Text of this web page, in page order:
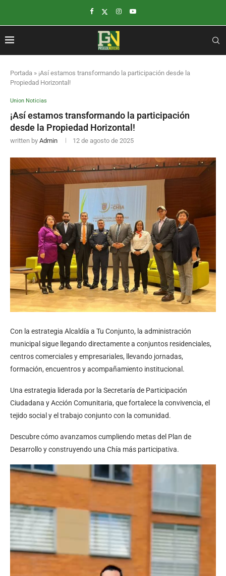
Portada » ¡Así estamos transformando la participación desde la
Propiedad Horizontal!
Union Noticias
¡Así estamos transformando la participación
desde la Propiedad Horizontal!
written by Admin 12 de agosto de 2025
Con la estrategia Alcaldía a Tu Conjunto, la administración
municipal sigue llegando directamente a conjuntos residenciales,
centros comerciales y empresariales, llevando jornadas,
formación, encuentros y acompañamiento institucional.
Una estrategia liderada por la Secretaría de Participación
Ciudadana y Acción Comunitaria, que fortalece la convivencia, el
tejido social y el trabajo conjunto con la comunidad.
Descubre cómo avanzamos cumpliendo metas del Plan de
Desarrollo y construyendo una Chía más participativa.